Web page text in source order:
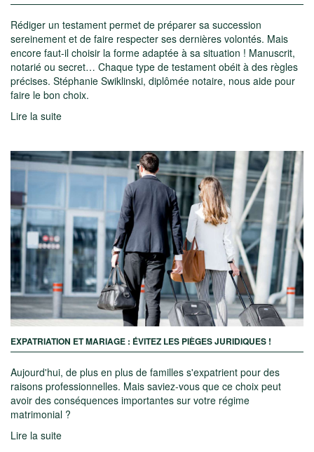
Rédiger un testament permet de préparer sa succession
sereinement et de faire respecter ses dernières volontés. Mais
encore faut-il choisir la forme adaptée à sa situation ! Manuscrit,
notarié ou secret… Chaque type de testament obéit à des règles
précises. Stéphanie Swiklinski, diplômée notaire, nous aide pour
faire le bon choix.
Lire la suite
EXPATRIATION ET MARIAGE : ÉVITEZ LES PIÈGES JURIDIQUES !
Aujourd'hui, de plus en plus de familles s'expatrient pour des
raisons professionnelles. Mais saviez-vous que ce choix peut
avoir des conséquences importantes sur votre régime
matrimonial ?
Lire la suite